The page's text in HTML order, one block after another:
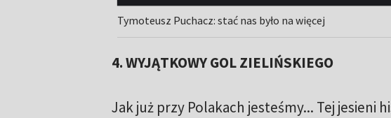
Tymoteusz Puchacz: stać nas było na więcej
4. WYJĄTKOWY GOL ZIELIŃSKIEGO
Jak już przy Polakach jesteśmy... Tej jesieni